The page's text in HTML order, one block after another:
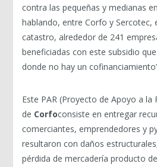
contra las pequeñas y medianas
hablando, entre Corfo y Sercotec,
catastro, alrededor de 241
beneficiadas con este subsidio
donde no hay un
Este PAR (Proyecto de Apoyo a la
de Corfoconsiste en entregar
comerciantes, emprendedores y
resultaron con daños
pérdida de mercadería producto